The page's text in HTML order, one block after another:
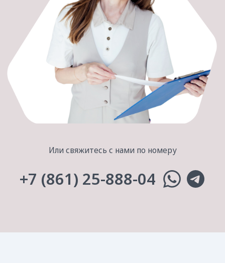
Сайт носит информационный характер и не является
публичной офертой. Медицинские услуги
оказываются на основании договора.
© 2024 ООО «Зубные Феи»
Лицензия Л041-01167-59/00363180
Все материалы, размещённые на сайте, защищены
авторским правом и запрещены к копированию.
ИМЕЮТСЯ ПРОТИВОПОКАЗАНИЯ,
Создание сайта